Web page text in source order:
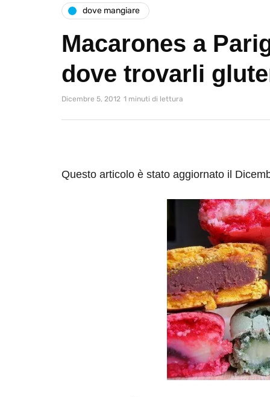
dove mangiare
Macarones a
dove trovarli
Dicembre 5, 2012 1 minuti di lettura
Questo articolo è stato aggiornato il